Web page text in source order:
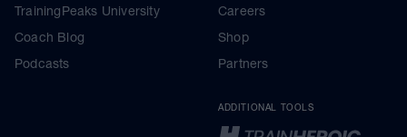
TrainingPeaks University
Coach Blog
Podcasts
Careers
Shop
Partners
ADDITIONAL TOOLS